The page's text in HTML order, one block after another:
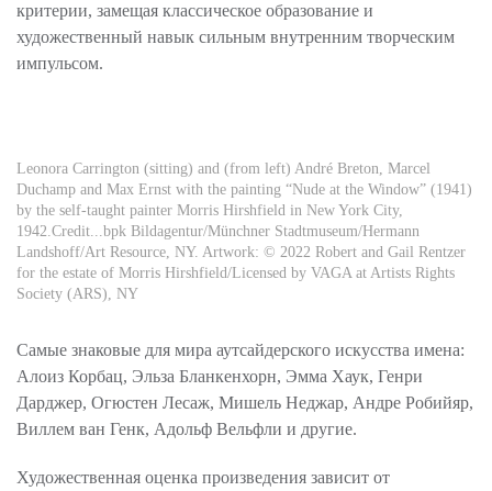
критерии, замещая классическое образование и
художественный навык сильным внутренним творческим
импульсом.
Leonora Carrington (sitting) and (from left) André Breton, Marcel
Duchamp and Max Ernst with the painting “Nude at the Window” (1941)
by the self-taught painter Morris Hirshfield in New York City,
1942.Credit...bpk Bildagentur/Münchner Stadtmuseum/Hermann
Landshoff/Art Resource, NY. Artwork: © 2022 Robert and Gail Rentzer
for the estate of Morris Hirshfield/Licensed by VAGA at Artists Rights
Society (ARS), NY
Самые знаковые для мира аутсайдерского искусства имена:
Алоиз Корбац, Эльза Бланкенхорн, Эмма Хаук, Генри
Дарджер, Огюстен Лесаж, Мишель Неджар, Андре Робийяр,
Виллем ван Генк, Адольф Вельфли и другие.
Художественная оценка произведения зависит от